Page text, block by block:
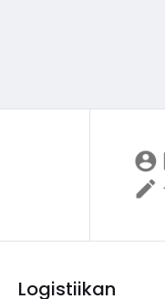
Logistiikan